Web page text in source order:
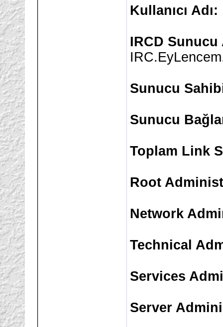
Kullanıcı Adı:
IRCD Sunucu
Sunucu
Sunucu
Toplam Link
Root
Network
Technical
Services
Server